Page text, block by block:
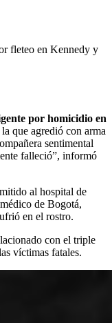
fleteo en Kennedy y
por homicidio en
que agredió con arma
sentimental
falleció”, informó
al hospital de
de Bogotá,
en el rostro.
con el triple
víctimas fatales.